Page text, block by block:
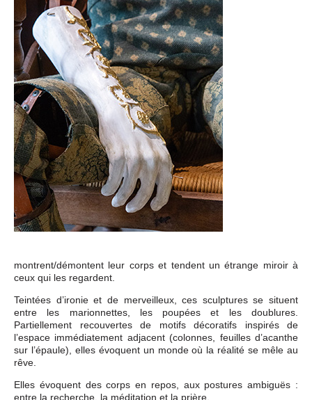
montrent/démontent leur corps et tendent un étrange miroir à
ceux qui les regardent.
Teintées d’ironie et de merveilleux, ces sculptures se situent
entre les marionnettes, les poupées et les doublures.
Partiellement recouvertes de motifs décoratifs inspirés de
l’espace immédiatement adjacent (colonnes, feuilles d’acanthe
sur l’épaule), elles évoquent un monde où la réalité se mêle au
rêve.
Elles évoquent des corps en repos, aux postures ambiguës :
entre la recherche, la méditation et la prière.